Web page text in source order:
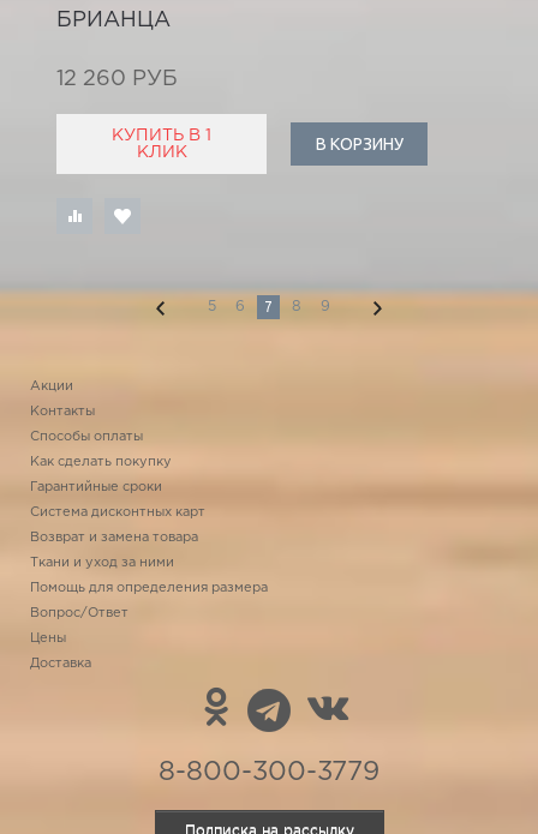
БРИАНЦА
12 260 РУБ
КУПИТЬ В 1
КЛИК
В КОРЗИНУ
5 6 7 8 9
Акции
Контакты
Способы оплаты
Как сделать покупку
Гарантийные сроки
Система дисконтных карт
Возврат и замена товара
Ткани и уход за ними
Помощь для определения размера
Вопрос/Ответ
Цены
Доставка
8-800-300-3779
Подписка на рассылку